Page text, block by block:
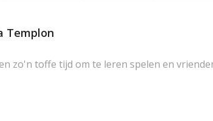
Templon
zo'n toffe tijd om te leren spelen en